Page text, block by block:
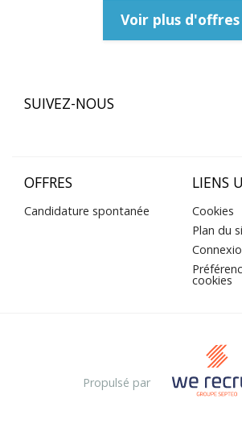
Voir plus d'offres
SUIVEZ-NOUS
OFFRES
Candidature spontanée
LIENS
Cookies
Plan du
cookies
Propulsé par